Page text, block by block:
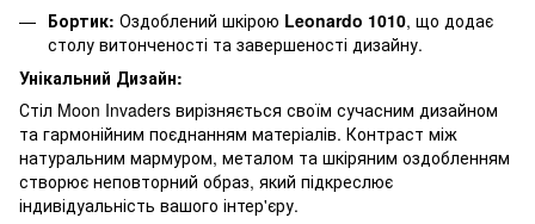
Бортик: Оздоблений шкірою Leonardo 1010, що додає
столу витонченості та завершеності дизайну.
Унікальний Дизайн:
Стіл Moon Invaders вирізняється своїм сучасним дизайном
та гармонійним поєднанням матеріалів. Контраст між
натуральним мармуром, металом та шкіряним оздобленням
створює неповторний образ, який підкреслює
індивідуальність вашого інтер'єру.